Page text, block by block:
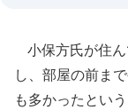
小保方氏が住ん
し、部屋の前ま
も多かったとい